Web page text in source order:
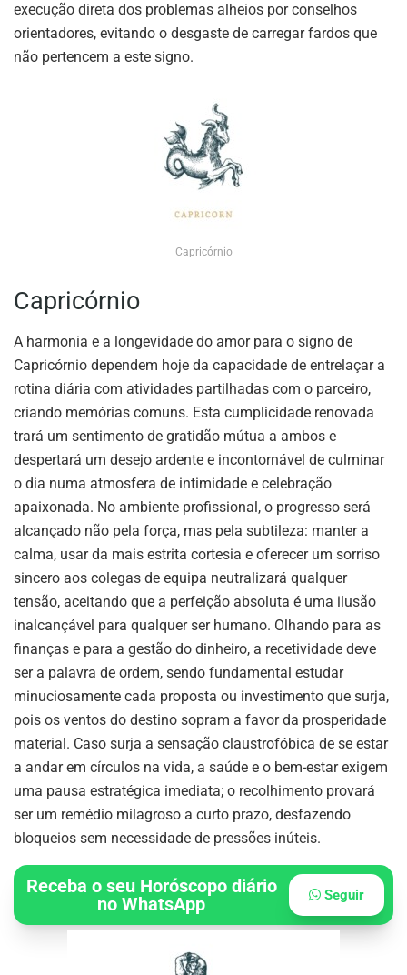
execução direta dos problemas alheios por conselhos
orientadores, evitando o desgaste de carregar fardos que
não pertencem a este signo.
Capricórnio
Capricórnio
A harmonia e a longevidade do amor para o signo de
Capricórnio dependem hoje da capacidade de entrelaçar a
rotina diária com atividades partilhadas com o parceiro,
criando memórias comuns. Esta cumplicidade renovada
trará um sentimento de gratidão mútua a ambos e
despertará um desejo ardente e incontornável de culminar
o dia numa atmosfera de intimidade e celebração
apaixonada. No ambiente profissional, o progresso será
alcançado não pela força, mas pela subtileza: manter a
calma, usar da mais estrita cortesia e oferecer um sorriso
sincero aos colegas de equipa neutralizará qualquer
tensão, aceitando que a perfeição absoluta é uma ilusão
inalcançável para qualquer ser humano. Olhando para as
finanças e para a gestão do dinheiro, a recetividade deve
ser a palavra de ordem, sendo fundamental estudar
minuciosamente cada proposta ou investimento que surja,
pois os ventos do destino sopram a favor da prosperidade
material. Caso surja a sensação claustrofóbica de se estar
a andar em círculos na vida, a saúde e o bem-estar exigem
uma pausa estratégica imediata; o recolhimento provará
ser um remédio milagroso a curto prazo, desfazendo
bloqueios sem necessidade de pressões inúteis.
Receba o seu Horóscopo diário
no WhatsApp
Seguir